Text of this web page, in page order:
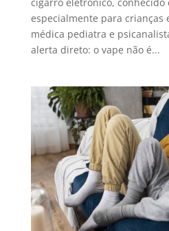
cigarro eletrônico, conhecido
especialmente para crianças
médica pediatra e
alerta direto: o vape não é...